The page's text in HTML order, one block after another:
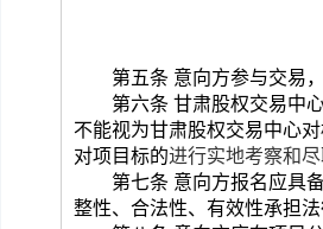
第五条 意向方参与交易
第六条 甘肃股权交易中
不能视为甘肃股权交易中心
对项目标的进行实地考察和
第七条 意向方报名应具
整性、合法性、有效性承担